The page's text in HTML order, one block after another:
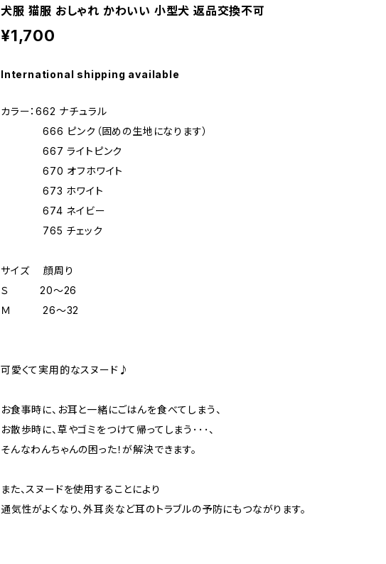
犬服 猫服 おしゃれ かわいい 小型犬 返品交換不可
¥1,700
International shipping available
カラー：662 ナチュラル
666 ピンク（固めの生地になります）
667 ライトピンク
670 オフホワイト
673 ホワイト
674 ネイビー
765 チェック
サイズ 顔周り
Ｓ 20～26
Ｍ 26～32
可愛くて実用的なスヌード♪
お食事時に、お耳と一緒にごはんを食べてしまう、
お散歩時に、草やゴミをつけて帰ってしまう･･･、
そんなわんちゃんの困った！が解決できます。
また、スヌードを使用することにより
通気性がよくなり、外耳炎など耳のトラブルの予防にもつながります。